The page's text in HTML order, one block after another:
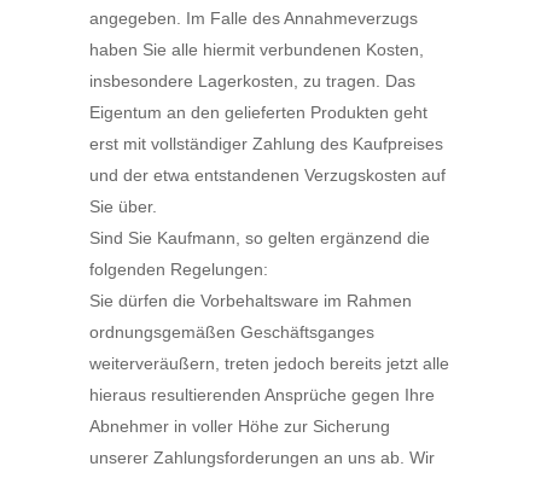
angegeben. Im Falle des Annahmeverzugs
haben Sie alle hiermit verbundenen Kosten,
insbesondere Lagerkosten, zu tragen. Das
Eigentum an den gelieferten Produkten geht
erst mit vollständiger Zahlung des Kaufpreises
und der etwa entstandenen Verzugskosten auf
Sie über.
Sind Sie Kaufmann, so gelten ergänzend die
folgenden Regelungen:
Sie dürfen die Vorbehaltsware im Rahmen
ordnungsgemäßen Geschäftsganges
weiterveräußern, treten jedoch bereits jetzt alle
hieraus resultierenden Ansprüche gegen Ihre
Abnehmer in voller Höhe zur Sicherung
unserer Zahlungsforderungen an uns ab. Wir